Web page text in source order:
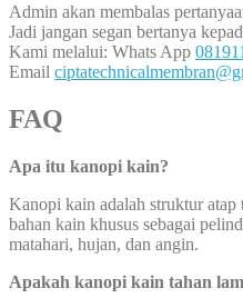
Admin akan membalas
Jadi jangan segan bertanya
Kami melalui: Whats App
Email
FAQ
Apa itu kanopi kain?
Kanopi kain adalah struktur atap
bahan kain khusus sebagai
matahari, hujan, dan angin.
Apakah kanopi kain tahan